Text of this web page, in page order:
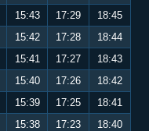
15:43 17:29
18:45
15:42 17:28
18:44
15:41 17:27
18:43
15:40 17:26
18:42
15:39 17:25
18:41
15:38 17:23
18:40